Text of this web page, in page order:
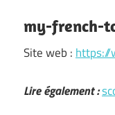
my-french-
Site web :https://
Lire également :